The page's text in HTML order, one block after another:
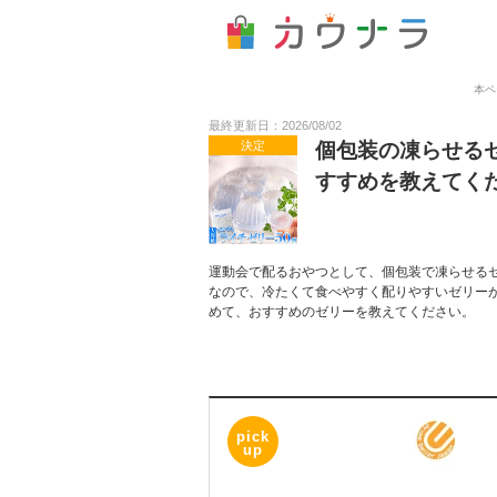
本
最終更新日：2026/08/02
決定
個包装の凍らせる
すすめを教えてく
運動会で配るおやつとして、個包装で凍らせ
なので、冷たくて食べやすく配りやすいゼリ
めて、おすすめのゼリーを教えてください。
pick
up